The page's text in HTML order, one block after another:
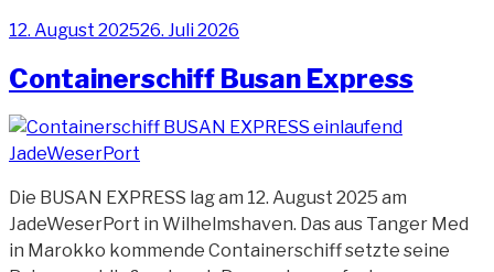
Veröffentlicht
12. August 202526. Juli 2026
Containerschiff Busan Express
Die BUSAN EXPRESS lag am 12. August 2025 am
JadeWeserPort in Wilhelmshaven. Das aus Tanger Med
in Marokko kommende Containerschiff setzte seine